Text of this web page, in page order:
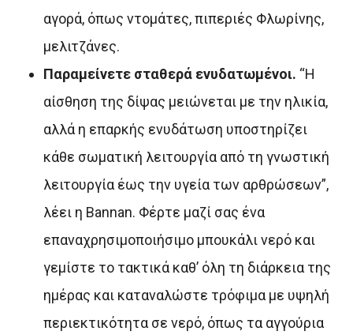
αγορά, όπως ντομάτες, πιπεριές Φλωρίνης,
μελιτζάνες.
Παραμείνετε σταθερά ενυδατωμένοι. “Η
αίσθηση της δίψας μειώνεται με την ηλικία,
αλλά η επαρκής ενυδάτωση υποστηρίζει
κάθε σωματική λειτουργία από τη γνωστική
λειτουργία έως την υγεία των αρθρώσεων”,
λέει η Bannan. Φέρτε μαζί σας ένα
επαναχρησιμοποιήσιμο μπουκάλι νερό και
γεμίστε το τακτικά καθ’ όλη τη διάρκεια της
ημέρας και καταναλώστε τρόφιμα με υψηλή
περιεκτικότητα σε νερό, όπως τα αγγούρια